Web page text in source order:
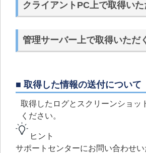
クライアントPC上で取得い
管理サーバー上で取得いただ
■ 取得した情報の送付について
取得したログとスクリーンショッ
ください。
ヒント
サポートセンターにお問い合わせ